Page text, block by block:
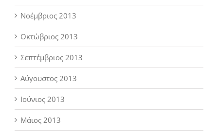
Νοέμβριος 2013
Οκτώβριος 2013
Σεπτέμβριος 2013
Αύγουστος 2013
Ιούνιος 2013
Μάιος 2013